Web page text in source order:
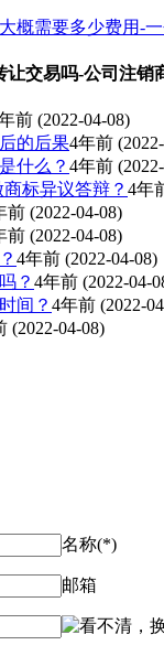
概需要多少费用-
交易吗-公司注销
前 (2022-04-08)
的后果4年前
什么？ 4年前
标异议答辩？ 4年
前 (2022-04-08)
前 (2022-04-08)
4年前 (2022-04-08)
？ 4年前 (2022-04-
间？ 4年前 (2022-
(2022-04-08)
名称(*)
邮箱